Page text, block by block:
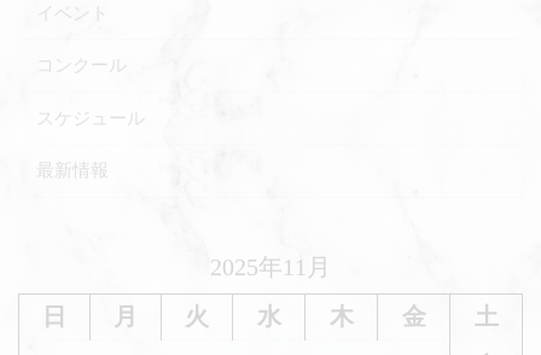
イベント
コンクール
スケジュール
最新情報
2025年11月
日
月 火 水 木 金
土